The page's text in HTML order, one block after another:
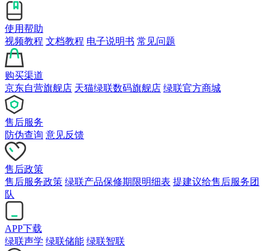
使用帮助
视频教程 文档教程 电子说明书 常见问题
购买渠道
京东自营旗舰店 天猫绿联数码旗舰店 绿联官方商城
售后服务
防伪查询 意见反馈
售后政策
售后服务政策 绿联产品保修期限明细表 提建议给售后服务团
队
APP下载
绿联声学 绿联储能 绿联智联